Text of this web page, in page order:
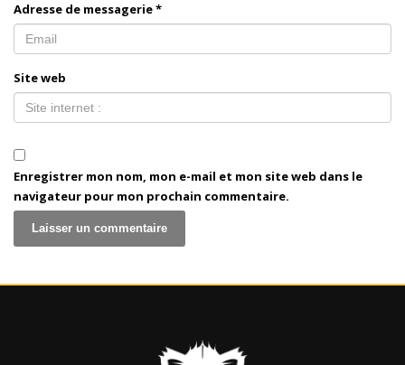
Adresse de messagerie*
Site web
Enregistrer mon nom, mon e-mail et mon site web dans le
navigateur pour mon prochain commentaire.